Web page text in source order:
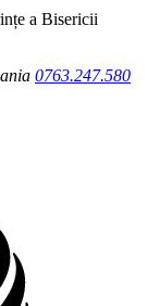
a Bisericii
0763.247.580